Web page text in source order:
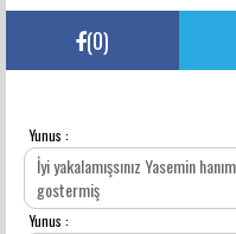
(0)
YORUMLAR
Yunus :
İyi yakalamışsınız Yasemin
gostermiş
Yunus :